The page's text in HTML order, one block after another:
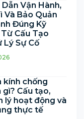
Vận Hành,
Và Bảo Quản
Đúng Kỹ
Cấu Tạo
Lý Sự Cố
kính chống
gì? Cấu tạo,
lý hoạt động và
thực tế